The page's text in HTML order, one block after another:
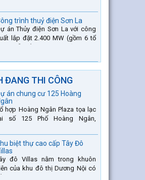
Huyện Đức Thọ - tỉnh Hà Tĩnh.
trình thuỷ điện Sơn La
án Thủy điện Sơn La với công
lắp đặt 2.400 MW (gồm 6 tổ
ĐANG THI CÔNG
án chung cư 125 Hoàng
hợp Hoàng Ngân Plaza tọa lạc
số 125 Phố Hoàng Ngân,
thành phố Hà Nội. được thiết
hài hòa là sự kết hợp...
biệt thự cao cấp Tây Đô
đô Villas nằm trong khuôn
của khu đô thị Dương Nội có